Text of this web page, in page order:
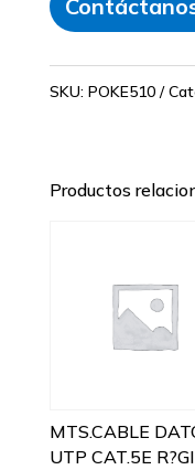
SKU: POKE510
Productos
MTS.CABLE
UTP CAT.5E